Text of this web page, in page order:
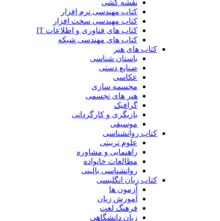
نقشه کشی
کتاب مهندسی نرم افزار
کتاب مهندسی سخت افزار
کتاب های فناوری و اطلاعات IT
کتاب های مهندسی شبکه
کتاب های هنر
باستان شناسی
صنایع دستی
عکاسی
مجسمه سازی
هنر های تجسمی
گرافیک
بازیگری و کارگردانی
موسیقی
کتاب روانشناسی
علوم تربیتی
راهنمایی و مشاوره
مطالعات خانواده
روانشناسی بالینی
کتاب زبان انگلیسی
آزمون ها
آموزش زبان
فرهنگ لغت
زبان دانشگاهی